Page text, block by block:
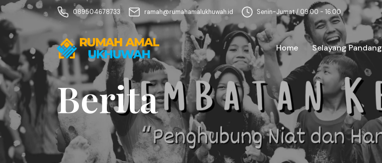
089504678733 ramah@rumahamalukhuwah.id Senin-Jumat / 09:00 - 16:00
Home Selayang Pandang
Berita